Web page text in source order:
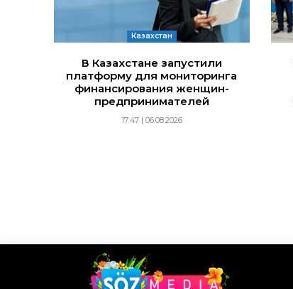
Казахстан
В Казахстане запустили
платформу для мониторинга
финансирования женщин-
предпринимателей
17:47 | 06.08.2026